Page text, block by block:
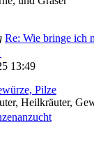
Re: Wie bringe ich
Beitrag
13:49
Pilze
Heilkräuter,